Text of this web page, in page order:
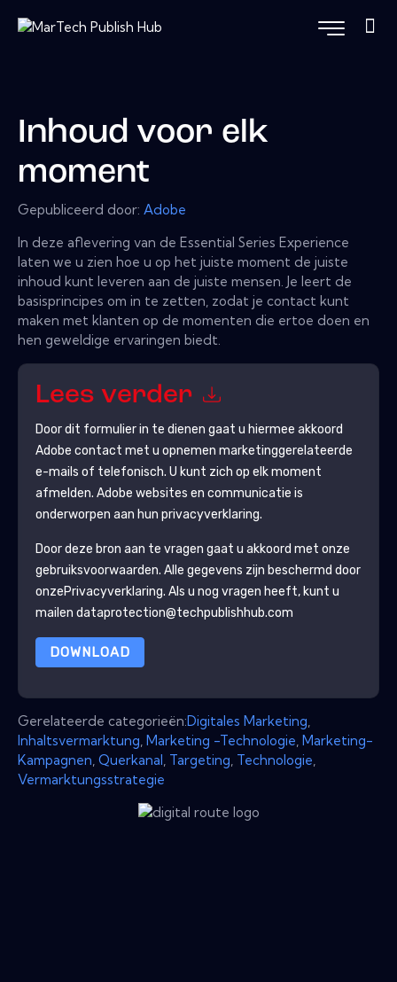
Inhoud voor elk
moment
Gepubliceerd door: Adobe
In deze aflevering van de Essential Series Experience
laten we u zien hoe u op het juiste moment de juiste
inhoud kunt leveren aan de juiste mensen. Je leert de
basisprincipes om in te zetten, zodat je contact kunt
maken met klanten op de momenten die ertoe doen en
hen geweldige ervaringen biedt.
Lees verder
Door dit formulier in te dienen gaat u hiermee akkoord
Adobe contact met u opnemen marketinggerelateerde
e-mails of telefonisch. U kunt zich op elk moment
afmelden. Adobe websites en communicatie is
onderworpen aan hun privacyverklaring.
Door deze bron aan te vragen gaat u akkoord met onze
gebruiksvoorwaarden. Alle gegevens zijn beschermd door
onzePrivacyverklaring. Als u nog vragen heeft, kunt u
mailen dataprotection@techpublishhub.com
DOWNLOAD
Gerelateerde categorieën:Digitales Marketing
Inhaltsvermarktung Marketing -Technologie Marketing-
Kampagnen Querkanal Targeting Technologie
Vermarktungsstrategie